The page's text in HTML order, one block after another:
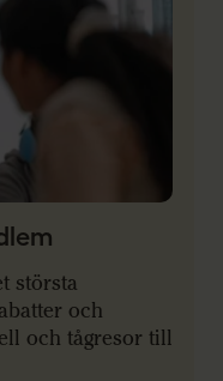
största
och
och tågresor till